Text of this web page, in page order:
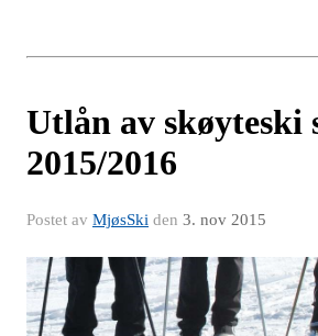
Utlån av skøyteski
2015/2016
Postet av MjøsSki den 3. nov 2015